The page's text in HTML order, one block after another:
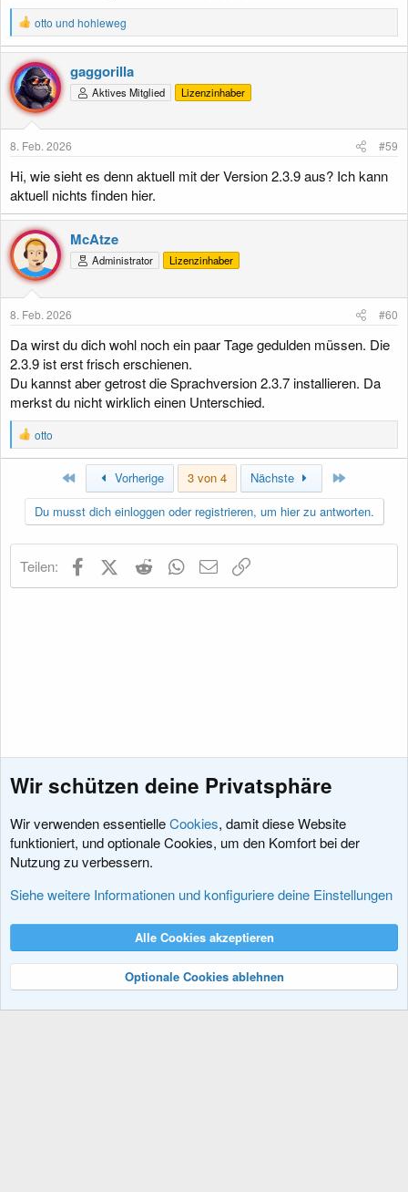
R
e
a
k
t
i
o
n
n
otto und hohleweg
gaggorilla
Aktives Mitglied Lizenzinhaber
8. Feb. 2026 #59
Hi, wie sieht es denn aktuell mit der Version 2.3.9 aus? Ich kann
aktuell nichts finden hier.
McAtze
Administrator Lizenzinhaber
8. Feb. 2026 #60
Da wirst du dich wohl noch ein paar Tage gedulden müssen. Die
2.3.9 ist erst frisch erschienen.
Du kannst aber getrost die Sprachversion 2.3.7 installieren. Da
merkst du nicht wirklich einen Unterschied.
R
e
a
i
o
e
n
otto
Erste Vorherige 3 von 4 Nächste
Du musst dich einloggen oder registrieren, um hier zu antworten.
Teilen: FacebookX (Twitter)
Reddit WhatsApp
E-Mail
Sprachpakete
Nutzungsbedingungen Datenschutz
R
Community platform by XenForo® © 2010-2024 XenForo Ltd.
Wir schützen deine Privatsphäre
Wir verwenden essentielleCookies, damit diese Website
funktioniert, und optionale Cookies, um den Komfort bei der
Nutzung zu verbessern.
Siehe weitere Informationen und konfiguriere deine Einstellungen
Alle Cookies akzeptieren
Optionale Cookies ablehnen